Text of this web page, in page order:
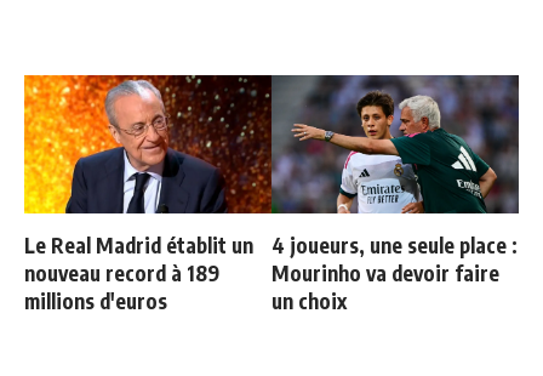
Le Real Madrid établit un
nouveau record à 189
millions d'euros
4 joueurs, une seule place :
Mourinho va devoir faire
un choix